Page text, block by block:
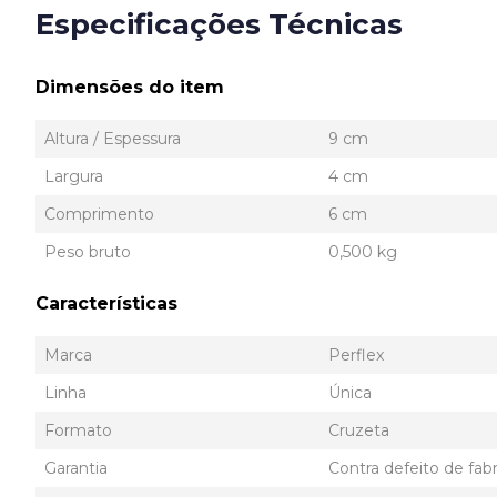
Especificações Técnicas
Dimensões do item
Altura / Espessura
9 cm
Largura
4 cm
Comprimento
6 cm
Peso bruto
0,500 kg
Características
Marca
Perflex
Linha
Única
Formato
Cruzeta
Garantia
Contra defeito de